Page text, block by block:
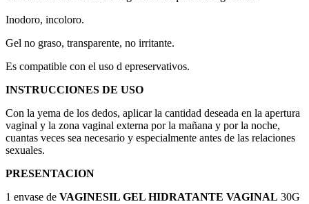
Inodoro, incoloro.
Gel no graso, transparente, no irritante.
Es compatible con el uso d epreservativos.
INSTRUCCIONES DE USO
Con la yema de los dedos, aplicar la cantidad deseada en la apertura
vaginal y la zona vaginal externa por la mañana y por la noche,
cuantas veces sea necesario y especialmente antes de las relaciones
sexuales.
PRESENTACION
1 envase de VAGINESIL GEL HIDRATANTE VAGINAL 30G